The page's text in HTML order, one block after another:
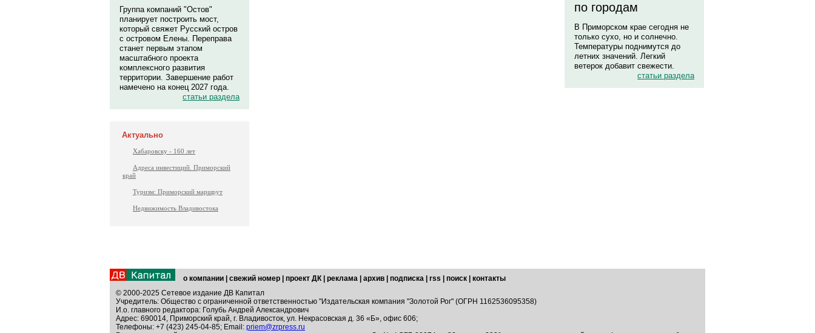
Группа компаний "Остов"
планирует построить мост,
который свяжет Русский остров
с островом Елены. Переправа
станет первым этапом
масштабного проекта
комплексного развития
территории. Завершение работ
намечено на конец 2027 года.
статьи раздела
Актуально
Хабаровску - 160 лет
Адреса инвестиций. Приморский
край
Туризм: Приморский маршрут
Недвижимость Владивостока
по городам
В Приморском крае сегодня не
только сухо, но и солнечно.
Температуры поднимутся до
летних значений. Легкий
ветерок добавит свежести.
статьи раздела
о компании свежий номер проект ДК реклама архив подписка rss поиск
контакты
© 2000-2025 Сетевое издание ДВ Капитал
Учредитель: Общество с ограниченной ответственностью "Издательская компания "Золотой Рог" (ОГРН 1162536095358)
И.о. главного редактора: Голубь Андрей Александрович
Адрес: 690014, Приморский край, г. Владивосток, ул. Некрасовская д. 36 «Б», офис 606;
Телефоны: +7 (423) 245-04-85; Email: priem@zrpress.ru